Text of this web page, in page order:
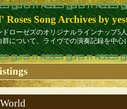
Roses Song Archives by
ローゼズのオリジナルラインナップ5
群について、ライヴでの演奏記録を中